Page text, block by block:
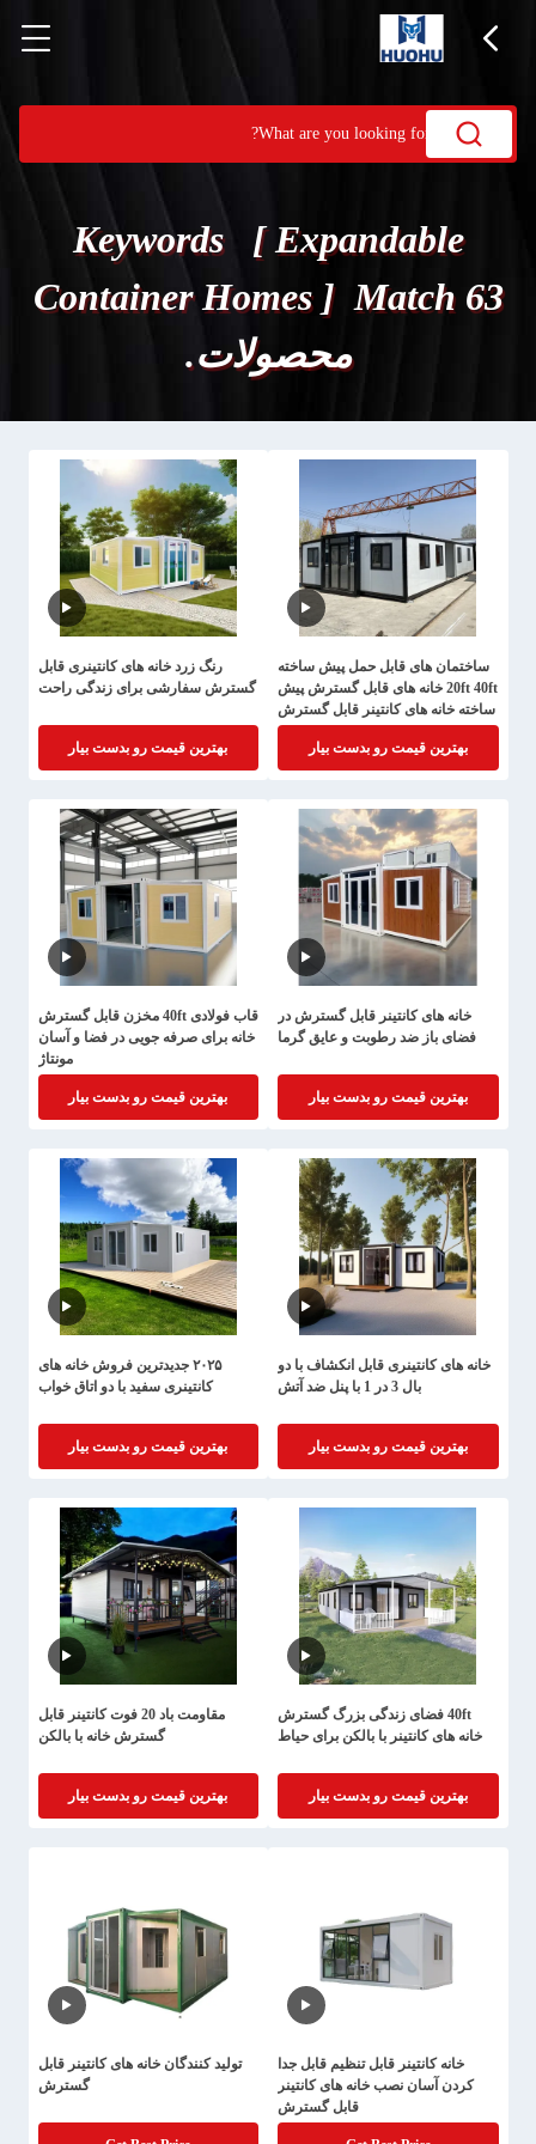
Keywords [ Expandable
Container Homes ] Match 63
محصولات.
ساختمان های قابل حمل پیش ساخته
20ft 40ft خانه های قابل گسترش پیش
ساخته خانه های کانتینر قابل گسترش
خانه دفتر خانه کوچک
بهترین قیمت رو بدست بیار
رنگ زرد خانه های کانتینری قابل
گسترش سفارشی برای زندگی راحت
بهترین قیمت رو بدست بیار
خانه های کانتینر قابل گسترش در
فضای باز ضد رطوبت و عایق گرما
بهترین قیمت رو بدست بیار
قاب فولادی 40ft مخزن قابل گسترش
خانه برای صرفه جویی در فضا و آسان
مونتاژ
بهترین قیمت رو بدست بیار
خانه های کانتینری قابل انکشاف با دو
بال 3 در 1 با پنل ضد آتش
بهترین قیمت رو بدست بیار
۲۰۲۵ جدیدترین فروش خانه های
کانتینری سفید با دو اتاق خواب
بهترین قیمت رو بدست بیار
40ft فضای زندگی بزرگ گسترش
خانه های کانتینر با بالکن برای حیاط
بهترین قیمت رو بدست بیار
مقاومت باد 20 فوت کانتینر قابل
گسترش خانه با بالکن
بهترین قیمت رو بدست بیار
خانه کانتینر قابل تنظیم قابل جدا
کردن آسان نصب خانه های کانتینر
قابل گسترش
تولید کنندگان خانه های کانتینر قابل
گسترش